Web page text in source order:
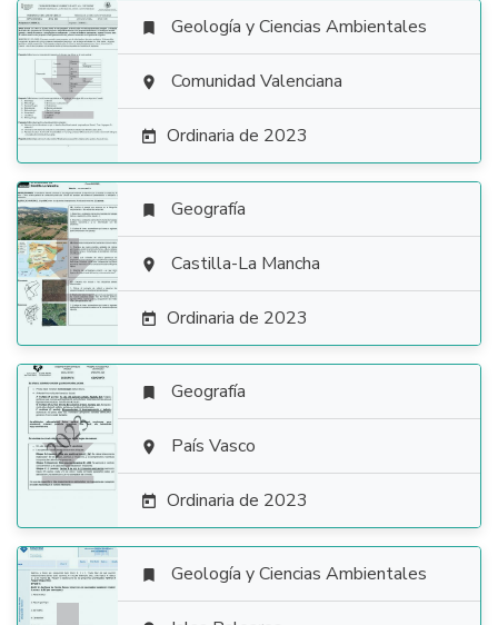

 Geología y Ciencias Ambientales
 Comunidad Valenciana
 Ordinaria de 2023

 Geografía
 Castilla-La Mancha
 Ordinaria de 2023

 Geografía
 País Vasco
 Ordinaria de 2023
 Geología y Ciencias Ambientales